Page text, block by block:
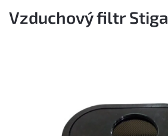
Vzduchový filtr Stiga